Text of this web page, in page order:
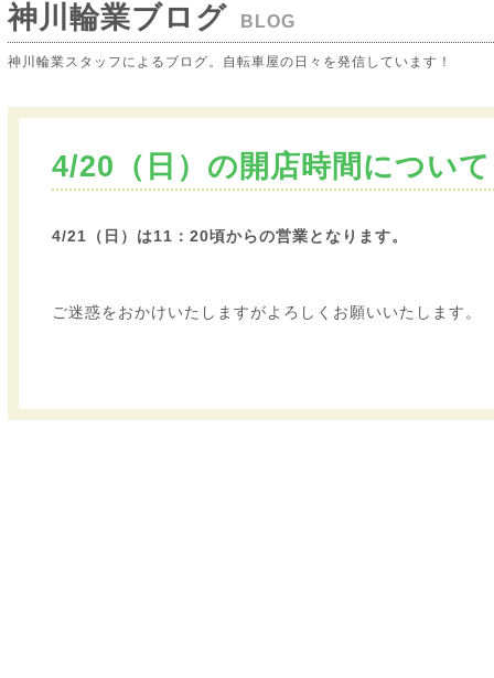
神川輪業ブログ BLOG
神川輪業スタッフによるブログ。自転車屋の日々を発信しています！
4/20（日）の開店時間について
4/21（日）は11：20頃からの営業となります。
ご迷惑をおかけいたしますがよろしくお願いいたします。